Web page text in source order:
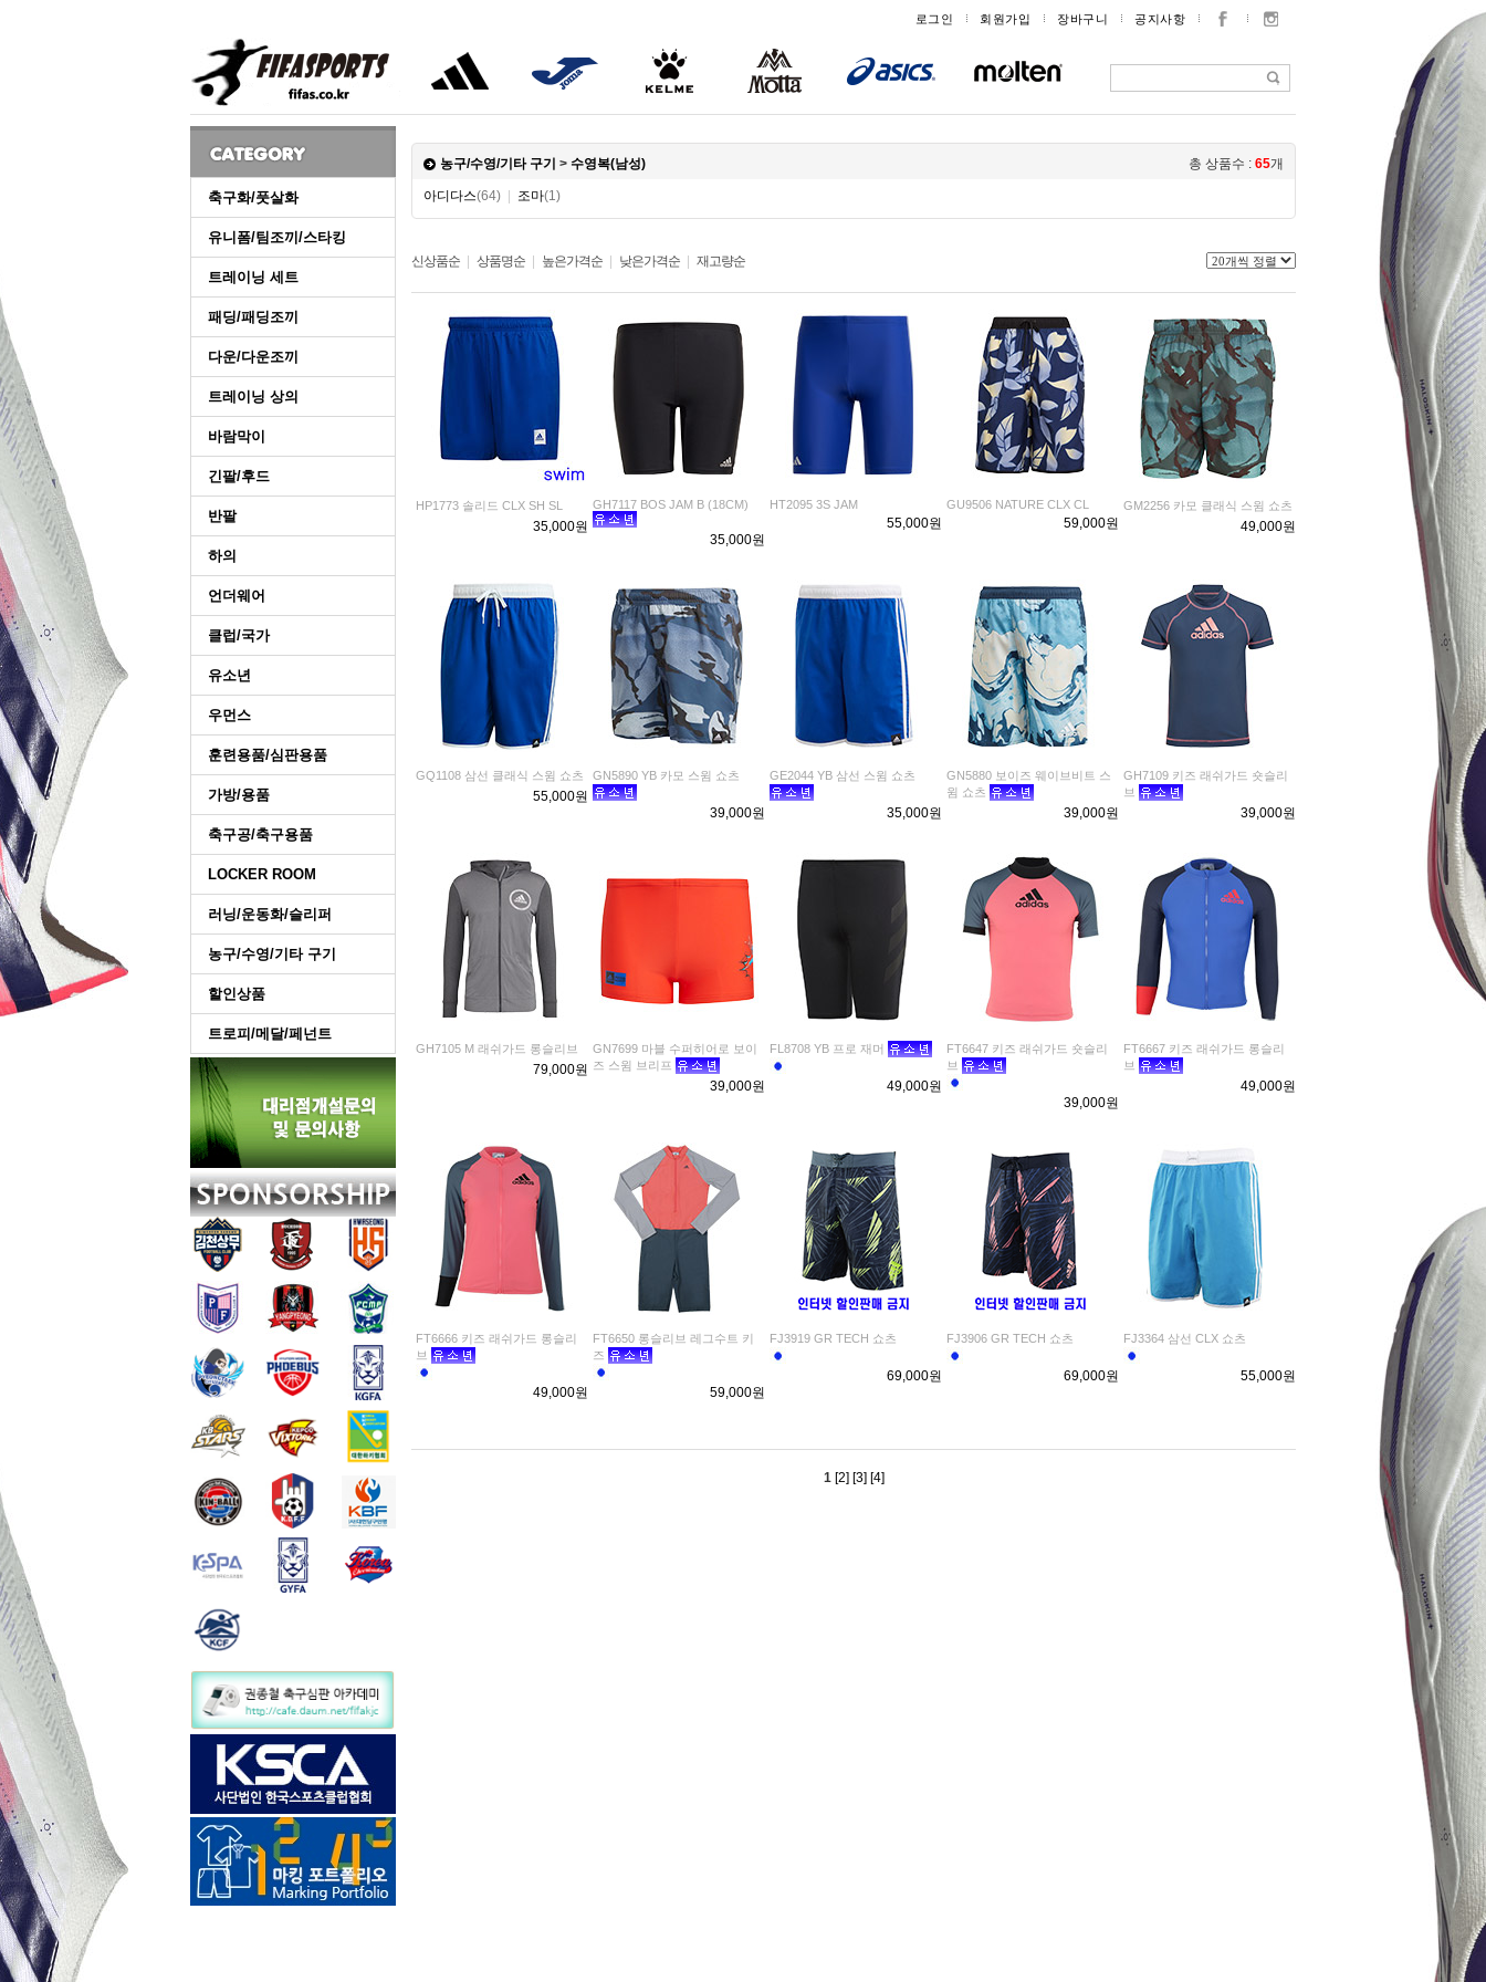
로그인 회원가입 장바구니 공지사항
축구화/풋살화
유니폼/팀조끼/스타킹
트레이닝 세트
패딩/패딩조끼
다운/다운조끼
트레이닝 상의
바람막이
긴팔/후드
반팔
하의
언더웨어
클럽/국가
유소년
우먼스
훈련용품/심판용품
가방/용품
축구공/축구용품
LOCKER ROOM
러닝/운동화/슬리퍼
농구/수영/기타 구기
할인상품
트로피/메달/페넌트
농구/수영/기타 구기 > 수영복(남성) 총 상품수 : 65개
아디다스(64) 조마(1)
신상품순 상품명순 높은가격순 낮은가격순 재고량순
HP1773 솔리드 CLX SH SL
35,000원
GH7117 BOS JAM B (18CM)
35,000원
HT2095 3S JAM
55,000원
GU9506 NATURE CLX CL
59,000원
GM2256 카모 클래식 스윔 쇼츠
49,000원
GQ1108 삼선 클래식 스윔 쇼츠
55,000원
GN5890 YB 카모 스윔 쇼츠
39,000원
GE2044 YB 삼선 스윔 쇼츠
35,000원
GN5880 보이즈 웨이브비트 스
윔 쇼츠
39,000원
GH7109 키즈 래쉬가드 숏슬리
브
39,000원
GH7105 M 래쉬가드 롱슬리브
79,000원
GN7699 마블 수퍼히어로 보이
즈 스윔 브리프
39,000원
FL8708 YB 프로 재머
49,000원
FT6647 키즈 래쉬가드 숏슬리
브
39,000원
FT6667 키즈 래쉬가드 롱슬리
브
49,000원
FT6666 키즈 래쉬가드 롱슬리
브
49,000원
FT6650 롱슬리브 레그수트 키
즈
59,000원
FJ3919 GR TECH 쇼츠
69,000원
FJ3906 GR TECH 쇼츠
69,000원
FJ3364 삼선 CLX 쇼츠
55,000원
1 [2] [3] [4]